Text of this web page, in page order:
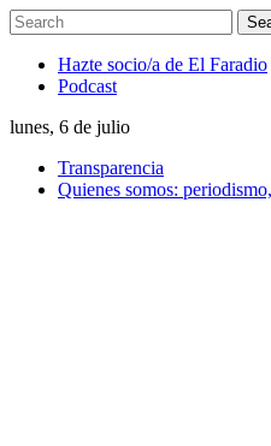
Hazte socio/a de El Faradio
Podcast
lunes, 6 de julio
Transparencia
Quienes somos: